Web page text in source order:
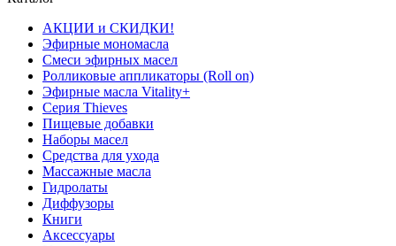
АКЦИИ и СКИДКИ!
Эфирные мономасла
Смеси эфирных масел
Ролликовые аппликаторы (Roll on)
Эфирные масла Vitality+
Серия Thieves
Пищевые добавки
Наборы масел
Средства для ухода
Массажные масла
Гидролаты
Диффузоры
Книги
Аксессуары